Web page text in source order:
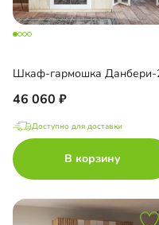
Шкаф-гармошка Данбери-
46 060
Доступно для доставки
В корзину